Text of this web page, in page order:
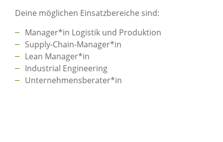
Deine möglichen Einsatzbereiche sind:
Manager*in Logistik und Produktion
Supply-Chain-Manager*in
Lean Manager*in
Industrial Engineering
Unternehmensberater*in